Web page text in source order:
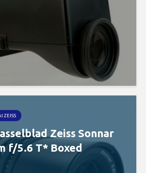
ZEISS
Zeiss Sonnar
f/5.6 T* Boxed